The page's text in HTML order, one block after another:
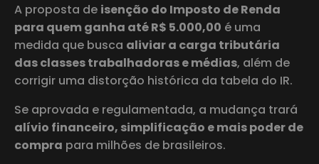
A proposta de isenção do Imposto de Renda
para quem ganha até R$ 5.000,00 é uma
medida que busca aliviar a carga tributária
das classes trabalhadoras e médias, além de
corrigir uma distorção histórica da tabela do IR.
Se aprovada e regulamentada, a mudança trará
alívio financeiro, simplificação e mais poder de
compra para milhões de brasileiros.